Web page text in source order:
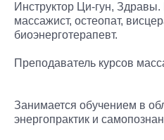
Инструктор Ци-гун, Здравы.
массажист, остеопат,
биоэнерготерапевт.
Преподаватель курсов
Занимается обучением в
энергопрактик и